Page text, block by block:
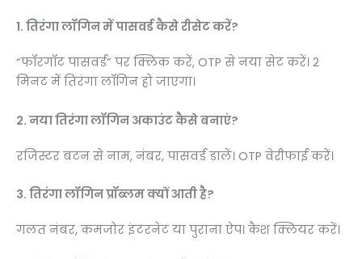
1. तिरंगा लॉगिन में पासवर्ड कैसे रीसेट करें?
“फॉरगॉट पासवर्ड” पर क्लिक करें, OTP से नया सेट करें। 2
मिनट में तिरंगा लॉगिन हो जाएगा।
2. नया तिरंगा लॉगिन अकाउंट कैसे बनाएं?
रजिस्टर बटन से नाम, नंबर, पासवर्ड डालें। OTP वेरीफाई करें।
3. तिरंगा लॉगिन प्रॉब्लम क्यों आती है?
गलत नंबर, कमजोर इंटरनेट या पुराना ऐप। कैश क्लियर करें।